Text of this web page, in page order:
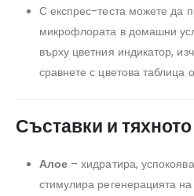
С експрес-теста можете да
микрофлората в домашни
върху цветния индикатор,
сравнете с цветова таблица
Съставки и
Алое– хидратира,
стимулира регенерацията на